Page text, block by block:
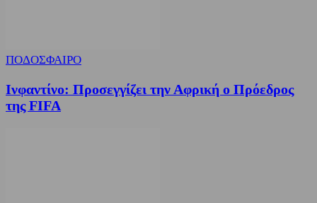
ΠΟΔΟΣΦΑΙΡΟ
Ινφαντίνο: Προσεγγίζει την Αφρική ο Πρόεδρος
της FIFA